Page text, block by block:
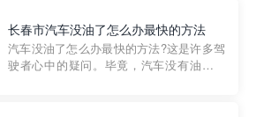
的送油师傅，解决没油的紧急情况。 首
先，让我们来了解一下穿...
长春市汽车没油了怎么办最快的方法
汽车没油了怎么办最快的方法?这是许多驾
驶者心中的疑问。毕竟，汽车没有油就无